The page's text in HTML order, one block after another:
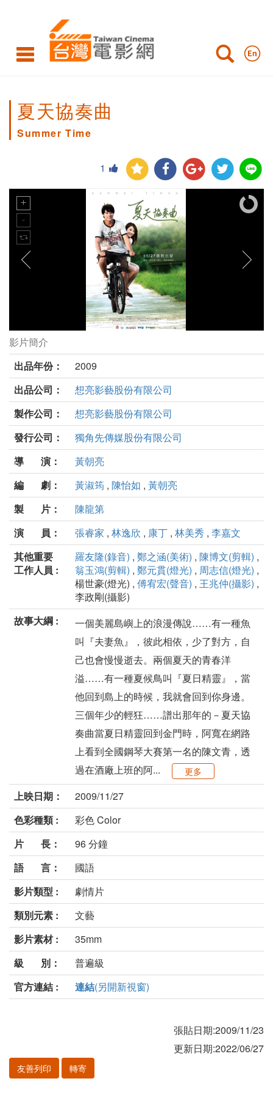
夏天協奏曲
Summer Time
1
夏天協奏曲劇照
影片簡介
出品年份：
2009
出品公司：
想亮影藝股份有限公司
製作公司：
想亮影藝股份有限公司
發行公司：
獨角先傳媒股份有限公司
導 演：
黃朝亮
編 劇：
黃淑筠 , 陳怡如 , 黃朝亮
製 片：
陳龍第
演 員：
張睿家 , 林逸欣 , 康丁 , 林美秀 , 李嘉文
其他重要
工作人員 :
羅友隆(錄音) , 鄭之涵(美術) , 陳博文(剪輯) ,
翁玉鴻(剪輯) , 鄭元貫(燈光) , 周志信(燈光) ,
楊世豪(燈光) , 傅宥宏(聲音) , 王兆仲(攝影) ,
李政剛(攝影)
故事大綱 :
一個美麗島嶼上的浪漫傳說……有一種魚
叫『夫妻魚』，彼此相依，少了對方，自
己也會慢慢逝去。兩個夏天的青春洋
溢……有一種夏候鳥叫『夏日精靈』，當
他回到島上的時候，我就會回到你身邊。
三個年少的輕狂……譜出那年的－夏天協
奏曲當夏日精靈回到金門時，阿寬在網路
上看到全國鋼琴大賽第一名的陳文青，透
過在酒廠上班的阿...
更多
上映日期：
2009/11/27
色彩種類 :
彩色 Color
片 長：
96 分鐘
語 言：
國語
影片類型 :
劇情片
類別元素 :
文藝
影片素材 :
35mm
級 別：
普遍級
官方連結 :
連結(另開新視窗)
張貼日期:2009/11/23
更新日期:2022/06/27
友善列印 轉寄